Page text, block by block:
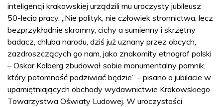
inteligencji krakowskiej urządzili mu uroczysty jubileusz
50-lecia pracy. „Nie polityk, nie człowiek stronnictwa, lecz
bezprzykładnie skromny, cichy a sumienny i skrzętny
badacz, chluba narodu, dziś już uznany przez obcych,
zazdroszczących go nam, jako znakomity etnograf polski
– Oskar Kolberg zbudował sobie monumentalny pomnik,
który potomność podziwiać będzie” – pisano o jubilacie w
upamiętniających obchody wydawnictwie Krakowskiego
Towarzystwa Oświaty Ludowej. W uroczystości